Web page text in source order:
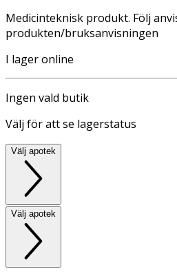
Medicinteknisk produkt. Följ
produkten/bruksanvisningen
I lager online
Ingen vald butik
Välj för att se lagerstatus
Välj apotek
Välj apotek